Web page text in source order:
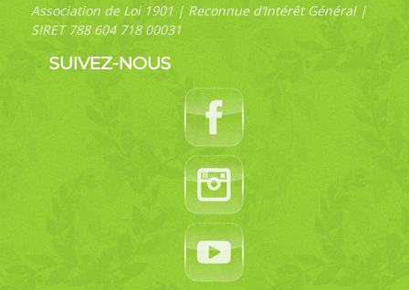
Association de Loi 1901 | Reconnue d’Intérêt Général |
SIRET 788 604 718 00031
SUIVEZ-NOUS